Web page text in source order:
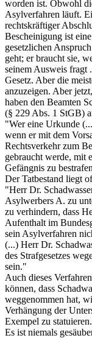
worden ist. Obwohl
Asylverfahren läuft.
rechtskräftiger
Bescheinigung ist
gesetzlichen
geht; er braucht sie,
seinem Ausweis fragt
Gesetz. Aber die
anzuzeigen. Aber
haben den Beamten
(§ 229 Abs. 1 StGB)
"Wer eine Urkunde
wenn er mit dem
Rechtsverkehr zum
gebraucht werde, mit
Gefängnis zu
Der Tatbestand liegt
"Herr Dr.
Asylwerbers A. zu
zu verhindern, dass
Aufenthalt im
sein Asylverfahren
(...) Herr Dr.
des Strafgesetzes
sein."
Auch dieses
können, dass
weggenommen hat,
Verhängung der
Exempel zu
Es ist niemals